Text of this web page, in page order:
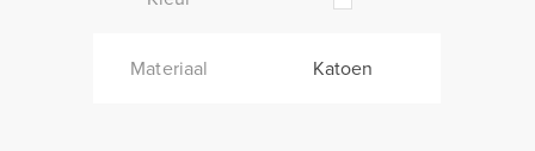
Materiaal Katoen